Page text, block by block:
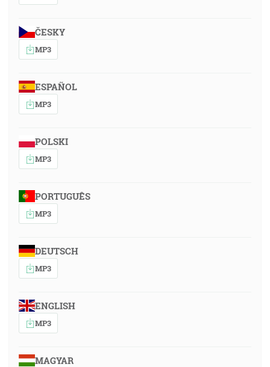
ČESKY
MP3
ESPAÑOL
MP3
POLSKI
MP3
PORTUGUÊS
MP3
DEUTSCH
MP3
ENGLISH
MP3
MAGYAR